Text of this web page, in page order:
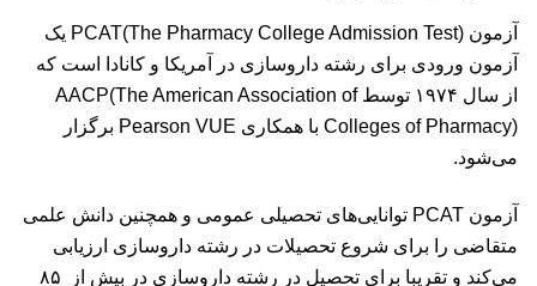
آزمون PCAT(The Pharmacy College Admission Test) یک
آزمون ورودی برای رشته داروسازی در آمریکا و کانادا است که
از سال ۱۹۷۴ توسط AACP(The American Association of
Colleges of Pharmacy) با همکاری Pearson VUE برگزار
می‌شود.
آزمون PCAT توانایی‌های تحصیلی عمومی و همچنین دانش علمی
متقاضی را برای شروع تحصیلات در رشته داروسازی ارزیابی
می‌‌کند و تقریبا برای تحصیل در رشته داروسازی در بیش از ۸۵